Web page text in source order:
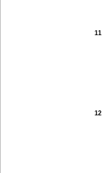
11
12